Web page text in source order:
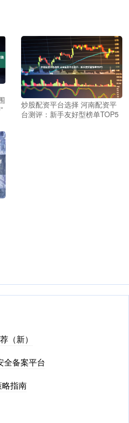
炒股配资平台选择 河南配资平
台测评：新手友好型榜单TOP5
（新）
全备案平台
指南